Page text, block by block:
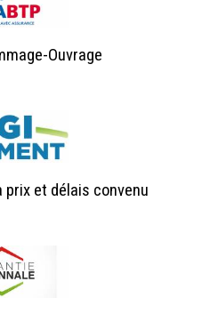
Ouvrage
prix et délais convenu